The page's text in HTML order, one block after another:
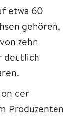
etwa 60
gehören,
zehn
deutlich
der
Produzenten